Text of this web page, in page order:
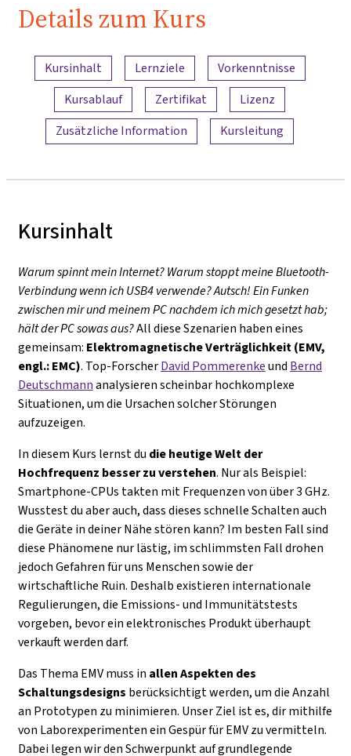
Details zum Kurs
Inhaltsübersicht
Kursinhalt Lernziele
Vorkenntnisse
Kursablauf
Zertifikat
Lizenz
Zusätzliche Information
Kursleitung
Kursinhalt
Warum spinnt mein Internet? Warum stoppt meine Bluetooth-
Verbindung wenn ich USB4 verwende? Autsch! Ein Funken
zwischen mir und meinem PC nachdem ich mich gesetzt hab;
hält der PC sowas aus?All diese Szenarien haben eines
gemeinsam: ElektromagnetischeVerträglichkeit (EMV,
engl.: EMC). Top-ForscherDavid Pommerenkeund Bernd
Deutschmannanalysieren scheinbar hochkomplexe
Situationen, um die Ursachen solcher Störungen
aufzuzeigen.
In diesem Kurs lernst du die heutige Welt der
Hochfrequenz besser zu verstehen. Nur als Beispiel:
Smartphone-CPUs takten mit Frequenzen von über 3 GHz.
Wusstest du aber auch, dass dieses schnelle Schalten auch
die Geräte in deiner Nähe stören kann? Im besten Fall sind
diese Phänomene nur lästig, im schlimmsten Fall drohen
jedoch Gefahren für uns Menschen sowie der
wirtschaftliche Ruin. Deshalb existieren internationale
Regulierungen, die Emissions- und Immunitätstests
vorgeben, bevor ein elektronisches Produkt überhaupt
verkauft werden darf.
Das Thema EMV muss in allen Aspekten des
Schaltungsdesigns berücksichtigt werden, um die Anzahl
an Prototypen zu minimieren. Unser Ziel ist es, dir mithilfe
von Laborexperimenten ein Gespür für EMV zu vermitteln.
Dabei legen wir den Schwerpunkt auf grundlegende